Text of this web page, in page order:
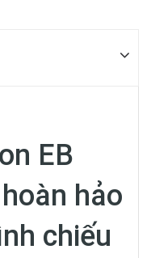
EB
hảo
chiếu